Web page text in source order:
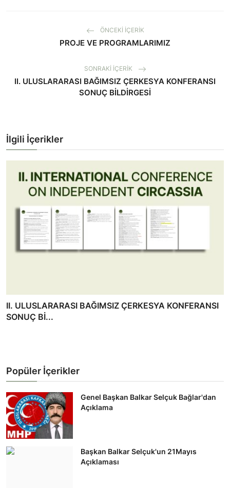
ÖNCEKI İÇERIK
PROJE VE PROGRAMLARIMIZ
SONRAKI İÇERIK
II. ULUSLARARASI BAĞIMSIZ ÇERKESYA KONFERANSI
SONUÇ BİLDİRGESİ
İlgili İçerikler
II. ULUSLARARASI BAĞIMSIZ ÇERKESYA KONFERANSI
SONUÇ Bİ...
Popüler İçerikler
Genel Başkan Balkar Selçuk Bağlar'dan
Açıklama
Başkan Balkar Selçuk'un 21Mayıs
Açıklaması